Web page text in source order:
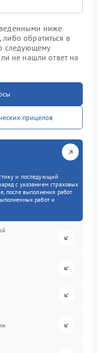
ниже
обратиться в
следующему
не нашли ответ на
прицелов
и последующий
с указанием страховых
после выполнения работ
работ и